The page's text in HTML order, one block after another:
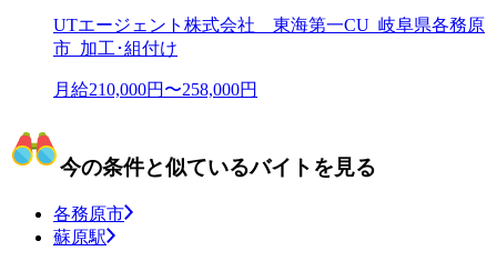
UTエージェント株式会社 東海第一CU_岐阜県各務原
市_加工･組付け
月給210,000円〜258,000円
今の条件と似ているバイトを見る
各務原市
蘇原駅